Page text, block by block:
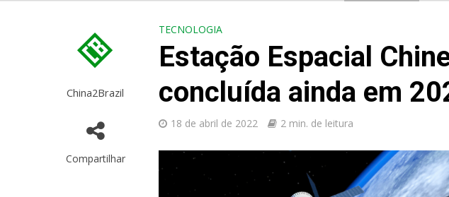
China2Brazil
Compartilhar
TECNOLOGIA
Estação Espacial
concluída ainda em
18 de abril de 2022 2 min. de leitura